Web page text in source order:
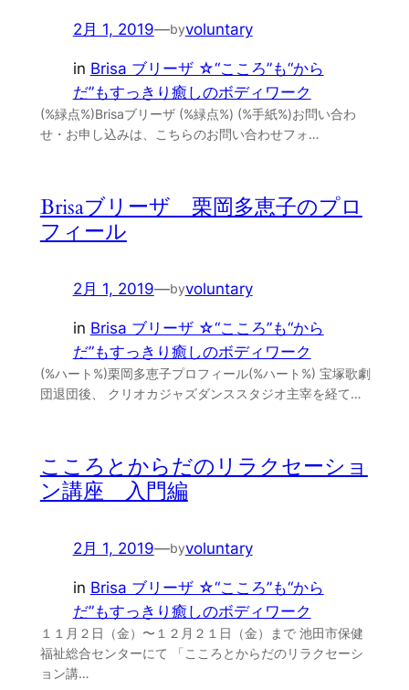
2月 1, 2019—byvoluntary
in Brisa ブリーザ ☆“こころ”も“から
だ”もすっきり癒しのボディワーク
(%緑点%)Brisaブリーザ (%緑点%) (%手紙%)お問い合わ
せ・お申し込みは、こちらのお問い合わせフォ…
Brisaブリーザ 栗岡多恵子のプロ
フィール
2月 1, 2019—byvoluntary
in Brisa ブリーザ ☆“こころ”も“から
だ”もすっきり癒しのボディワーク
(%ハート%)栗岡多恵子プロフィール(%ハート%) 宝塚歌劇
団退団後、 クリオカジャズダンススタジオ主宰を経て…
こころとからだのリラクセーショ
ン講座 入門編
2月 1, 2019—byvoluntary
in Brisa ブリーザ ☆“こころ”も“から
だ”もすっきり癒しのボディワーク
１１月２日（金）〜１２月２１日（金）まで 池田市保健
福祉総合センターにて 「こころとからだのリラクセーシ
ョン講…